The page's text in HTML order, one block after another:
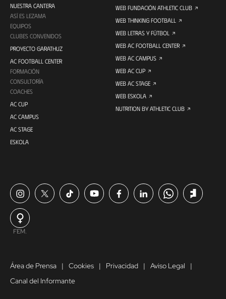
NUESTRA CANTERA
ASÍ ES LEZAMA
EQUIPOS
CLUBES CONVENIDOS
PROYECTO GARATHUZ
AC FOOTBALL CENTER
FORMACIÓN
CONSULTORÍA
COACHES
AC CUP
AC CAMPUS
AC STAGE
ESKOLA
WEB FUNDACIÓN ATHLETIC CLUB
WEB THINKING FOOTBALL
WEB LETRAS Y FÚTBOL
WEB AC FOOTBALL CENTER
WEB AC CAMPUS
WEB AC CUP
WEB AC STAGE
WEB ESKOLA
NUTRITION BY ATHLETIC CLUB
FEM.
Área de Prensa Cookies Privacidad
Aviso Legal
Canal del Informante